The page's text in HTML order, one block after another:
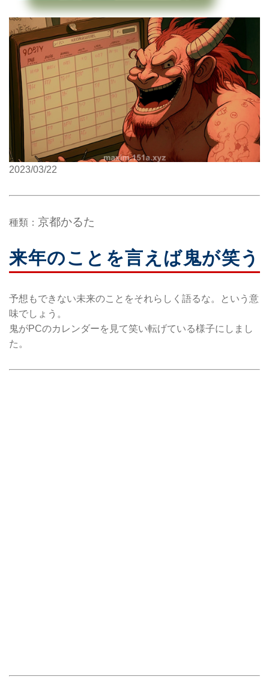
2023/03/22
種類： 京都かるた
来年のことを言えば鬼が笑う
予想もできない未来のことをそれらしく語るな。という意
味でしょう。
鬼がPCのカレンダーを見て笑い転げている様子にしまし
た。